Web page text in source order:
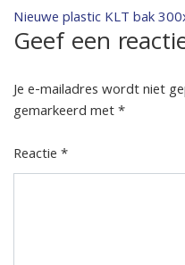
Bericht
navigatie
Nieuwe plastic KLT bak
Geef een
Je e-mailadres wordt niet
gemarkeerd met*
Reactie*